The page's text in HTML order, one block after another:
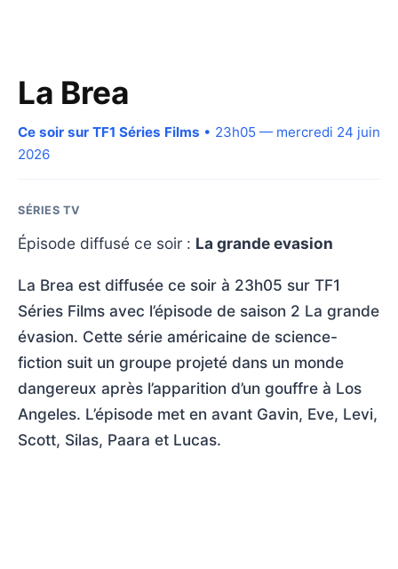
La Brea
Ce soir sur TF1 Séries Films • 23h05 — mercredi 24 juin
2026
SÉRIES TV
Épisode diffusé ce soir : La grande evasion
La Brea est diffusée ce soir à 23h05 sur TF1
Séries Films avec l’épisode de saison 2 La grande
évasion. Cette série américaine de science-
fiction suit un groupe projeté dans un monde
dangereux après l’apparition d’un gouffre à Los
Angeles. L’épisode met en avant Gavin, Eve, Levi,
Scott, Silas, Paara et Lucas.